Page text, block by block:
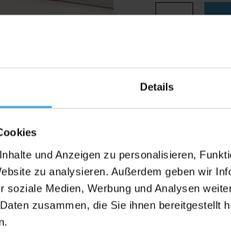
Details
und Anzeigen zu personalisieren,
zu analysieren. Außerdem geben wir
soziale Medien, Werbung und Analysen
zusammen, die Sie ihnen bereitgestellt
Wir
Hier gehts
Bewertungen